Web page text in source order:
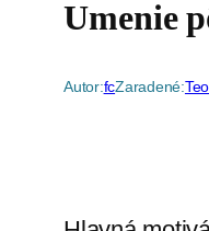
Umenie
Autor:fcZaradené: